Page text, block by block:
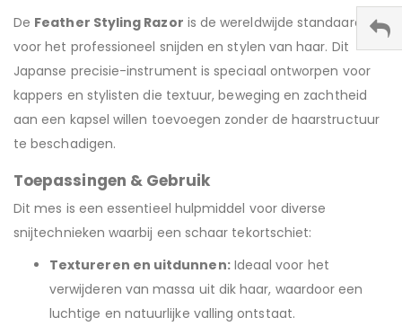
de
afbeeldingen-
gallerij
De Feather Styling Razor is de wereldwijde standaard
voor het professioneel snijden en stylen van haar. Dit
Japanse precisie-instrument is speciaal ontworpen voor
kappers en stylisten die textuur, beweging en zachtheid
aan een kapsel willen toevoegen zonder de haarstructuur
te beschadigen.
Toepassingen & Gebruik
Dit mes is een essentieel hulpmiddel voor diverse
snijtechnieken waarbij een schaar tekortschiet:
Textureren en uitdunnen:Ideaal voor het
verwijderen van massa uit dik haar, waardoor een
luchtige en natuurlijke valling ontstaat.